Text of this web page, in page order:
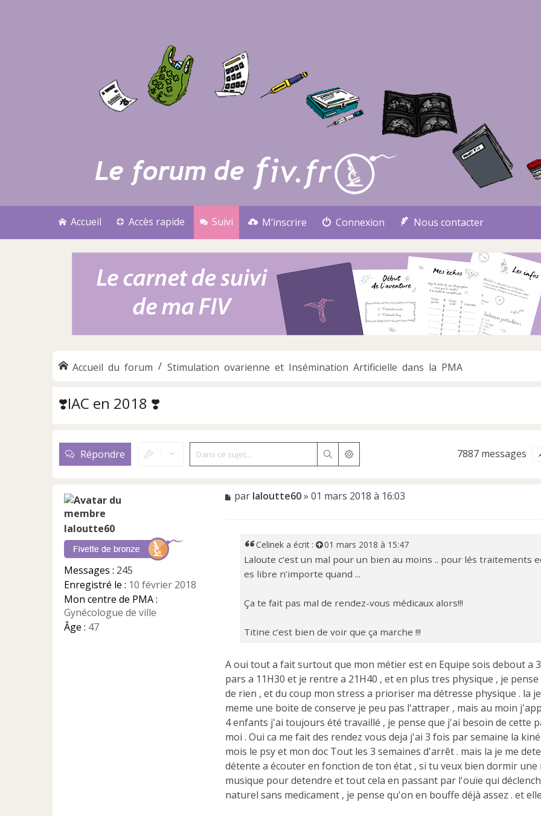
Accueil Accès rapide Suivi M’inscrire Connexion Nous contacter
Accueil du forum Stimulation ovarienne et Insémination Artificielle dans la PMA
❣️IAC en 2018 ❣️
Répondre RechercherRecherche avancée 7887 messages
laloutte60
Messages : 245
Enregistré le : 10 février 2018
Mon centre de PMA :
Gynécologue de ville
Âge : 47
M
par laloutte60» 01 mars 2018 à 16:03
Celinek a écrit : 01 mars 2018 à 15:47
Laloute c’est un mal pour un bien au moins .. pour lés traitements
es libre n’importe quand ...
Ça te fait pas mal de rendez-vous médicaux alors!!!
Titine c’est bien de voir que ça marche !!!
A oui tout a fait surtout que mon métier est en Equipe sois debout a
pars a 11H30 et je rentre a 21H40 , et en plus tres physique , je
de rien , et du coup mon stress a prioriser ma détresse physique . la
meme une boite de conserve je peu pas l'attraper , mais au moin
4 enfants j'ai toujours été travaillé , je pense que j'ai besoin de cette
moi . Oui ca me fait des rendez vous deja j'ai 3 fois par semaine la
mois le psy et mon doc Tout les 3 semaines d'arrêt . mais la je me
détente a écouter en fonction de ton état , si tu veux bien dormir
musique pour detendre et tout cela en passant par l'ouïe qui
naturel sans medicament , je pense qu'on en bouffe déjà assez . et